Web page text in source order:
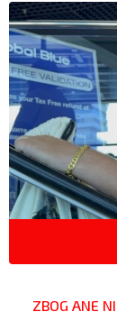
ZBOG ANE